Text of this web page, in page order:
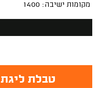
מקומות ישיבה: 1400
טבלת ליגת